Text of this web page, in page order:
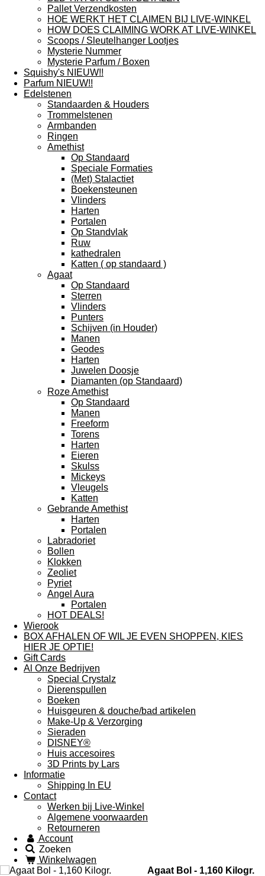
Pallet Verzendkosten
HOE WERKT HET CLAIMEN BIJ LIVE-WINKEL
HOW DOES CLAIMING WORK AT LIVE-WINKEL
Scoops / Sleutelhanger Lootjes
Mysterie Nummer
Mysterie Parfum / Boxen
Squishy's NIEUW!!
Parfum NIEUW!!
Edelstenen
Standaarden & Houders
Trommelstenen
Armbanden
Ringen
Amethist
Op Standaard
Speciale Formaties
(Met) Stalactiet
Boekensteunen
Vlinders
Harten
Portalen
Op Standvlak
Ruw
kathedralen
Katten ( op standaard )
Agaat
Op Standaard
Sterren
Vlinders
Punters
Schijven (in Houder)
Manen
Geodes
Harten
Juwelen Doosje
Diamanten (op Standaard)
Roze Amethist
Op Standaard
Manen
Freeform
Torens
Harten
Eieren
Skulss
Mickeys
Vleugels
Katten
Gebrande Amethist
Harten
Portalen
Labradoriet
Bollen
Klokken
Zeoliet
Pyriet
Angel Aura
Portalen
HOT DEALS!
Wierook
BOX AFHALEN OF WIL JE EVEN SHOPPEN, KIES
HIER JE OPTIE!
Gift Cards
Al Onze Bedrijven
Special Crystalz
Dierenspullen
Boeken
Huisgeuren & douche/bad artikelen
Make-Up & Verzorging
Sieraden
DISNEY®
Huis accesoires
3D Prints by Lars
Informatie
Shipping In EU
Contact
Werken bij Live-Winkel
Algemene voorwaarden
Retourneren
Account
Zoeken
Winkelwagen
Agaat Bol - 1,160 Kilogr.